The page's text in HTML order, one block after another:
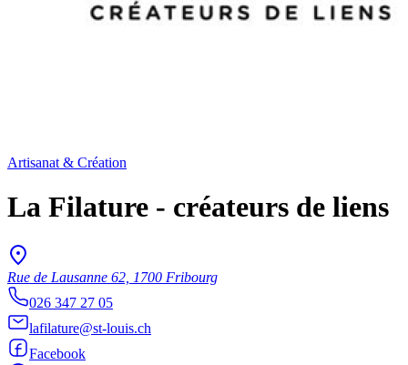
Artisanat & Création
La Filature - créateurs de liens
Rue de Lausanne 62, 1700 Fribourg
026 347 27 05
lafilature@st-louis.ch
Facebook